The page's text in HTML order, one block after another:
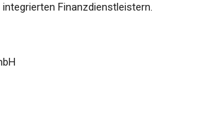
Finanzdienstleistern.